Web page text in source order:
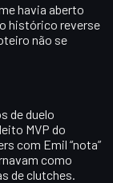
havia aberto
histórico reverse
não se
de duelo
MVP do
com Emil “nota”
como
de clutches.